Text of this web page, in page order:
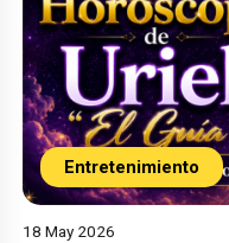
Entretenimiento
18 May 2026